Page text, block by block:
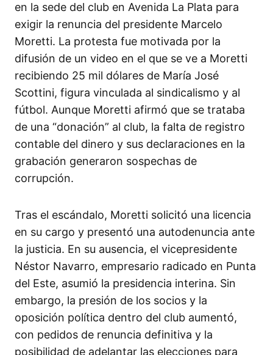
en la sede del club en Avenida La Plata para
exigir la renuncia del presidente Marcelo
Moretti. La protesta fue motivada por la
difusión de un video en el que se ve a Moretti
recibiendo 25 mil dólares de María José
Scottini, figura vinculada al sindicalismo y al
fútbol. Aunque Moretti afirmó que se trataba
de una “donación” al club, la falta de registro
contable del dinero y sus declaraciones en la
grabación generaron sospechas de
corrupción.
Tras el escándalo, Moretti solicitó una licencia
en su cargo y presentó una autodenuncia ante
la justicia. En su ausencia, el vicepresidente
Néstor Navarro, empresario radicado en Punta
del Este, asumió la presidencia interina. Sin
embargo, la presión de los socios y la
oposición política dentro del club aumentó,
con pedidos de renuncia definitiva y la
posibilidad de adelantar las elecciones para